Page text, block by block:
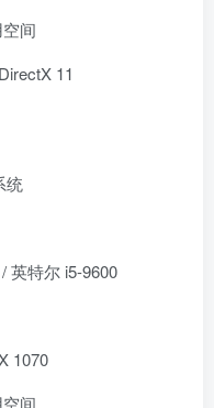
间
11
统
英特尔 i5-9600
1070